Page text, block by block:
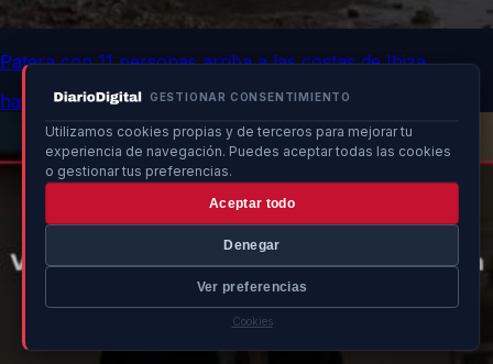
GESTIONAR CONSENTIMIENTO
Utilizamos cookies propias y de terceros para mejorar tu
experiencia de navegación. Puedes aceptar todas las cookies
o gestionar tus preferencias.
Aceptar todo
Denegar
Ver preferencias
Cookies
Patera con 11 personas arriba a las costas de Ibiza
hace 9h